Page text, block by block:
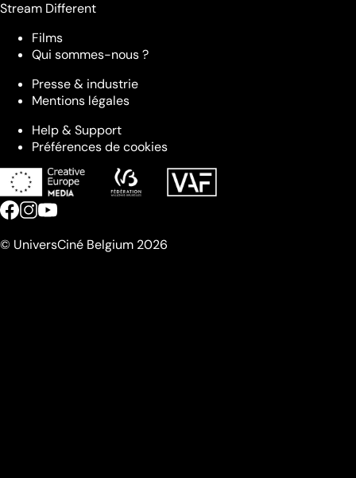
Stream Different
Films
Qui sommes-nous ?
Presse & industrie
Mentions légales
Help & Support
Préférences de cookies
© UniversCiné Belgium 2026